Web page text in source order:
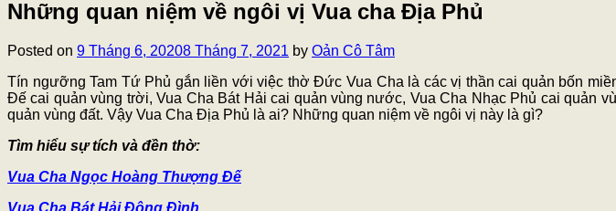
Những quan niệm về ngôi vị Vua cha Địa Phủ
Posted on 9 Tháng 6, 20208 Tháng 7, 2021 by Oản Cô Tâm
Tín ngưỡng Tam Tứ Phủ gắn liền với việc thờ Đức Vua Cha là các vị thần cai quản bốn
Đế cai quản vùng trời, Vua Cha Bát Hải cai quản vùng nước, Vua Cha Nhạc Phủ cai quản
quản vùng đất. Vậy Vua Cha Địa Phủ là ai? Những quan niệm về ngôi vị này là gì?
Tìm hiểu sự tích và đền thờ:
Vua Cha Ngọc Hoàng Thượng Đế
Vua Cha Bát Hải Động Đình